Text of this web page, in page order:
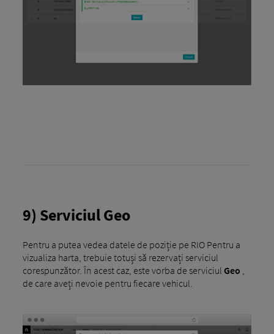
9) Serviciul Geo
Pentru a putea vedea datele de poziție pe RIO Pentru a
vizualiza harta, trebuie totuși să rezervați serviciul
corespunzător. În acest caz, este vorba de serviciul Geo
de care aveți nevoie pentru fiecare vehicul.